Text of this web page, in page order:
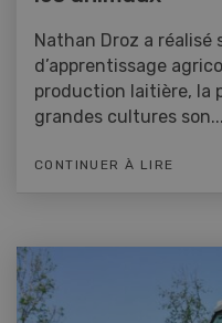
Nathan Droz a réalisé
d’apprentissage
production laitière, la
grandes cultures son...
CONTINUER À LIRE